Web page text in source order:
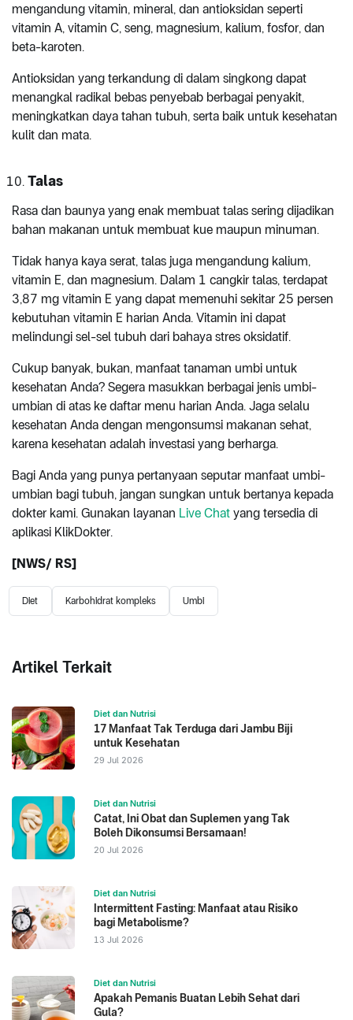
mengandung vitamin, mineral, dan antioksidan seperti
vitamin A, vitamin C, seng, magnesium, kalium, fosfor, dan
beta-karoten.
Antioksidan yang terkandung di dalam singkong dapat
menangkal radikal bebas penyebab berbagai penyakit,
meningkatkan daya tahan tubuh, serta baik untuk kesehatan
kulit dan mata.
Talas
Rasa dan baunya yang enak membuat talas sering dijadikan
bahan makanan untuk membuat kue maupun minuman.
Tidak hanya kaya serat, talas juga mengandung kalium,
vitamin E, dan magnesium. Dalam 1 cangkir talas, terdapat
3,87 mg vitamin E yang dapat memenuhi sekitar 25 persen
kebutuhan vitamin E harian Anda. Vitamin ini dapat
melindungi sel-sel tubuh dari bahaya stres oksidatif.
Cukup banyak, bukan, manfaat tanaman umbi untuk
kesehatan Anda? Segera masukkan berbagai jenis umbi-
umbian di atas ke daftar menu harian Anda. Jaga selalu
kesehatan Anda dengan mengonsumsi makanan sehat,
karena kesehatan adalah investasi yang berharga.
Bagi Anda yang punya pertanyaan seputar manfaat umbi-
umbian bagi tubuh, jangan sungkan untuk bertanya kepada
dokter kami. Gunakan layanan Live Chat yang tersedia di
aplikasi KlikDokter.
[NWS/ RS]
Diet Karbohidrat kompleks Umbi
Artikel Terkait
Diet dan Nutrisi
17 Manfaat Tak Terduga dari Jambu Biji
untuk Kesehatan
29 Jul 2026
Diet dan Nutrisi
Catat, Ini Obat dan Suplemen yang Tak
Boleh Dikonsumsi Bersamaan!
20 Jul 2026
Diet dan Nutrisi
Intermittent Fasting: Manfaat atau Risiko
bagi Metabolisme?
13 Jul 2026
Diet dan Nutrisi
Apakah Pemanis Buatan Lebih Sehat dari
Gula?